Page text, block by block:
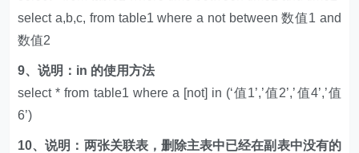
select a,b,c, from table1 where a not between 数值1 and
数值2
9、说明：in 的使用方法
select * from table1 where a [not] in (‘值1’,’值2’,’值4’,’值
6’)
10、说明：两张关联表，删除主表中已经在副表中没有的